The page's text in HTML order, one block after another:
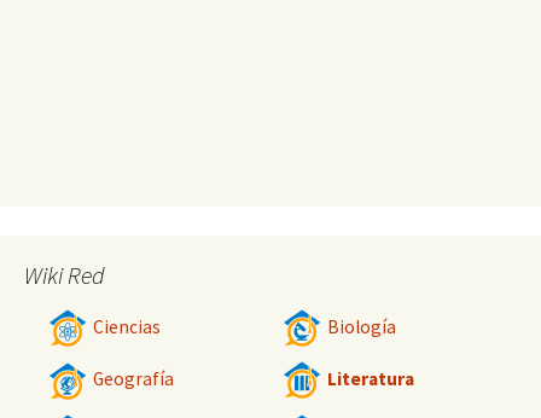
Wiki Red
Ciencias Biología
Geografía Literatura